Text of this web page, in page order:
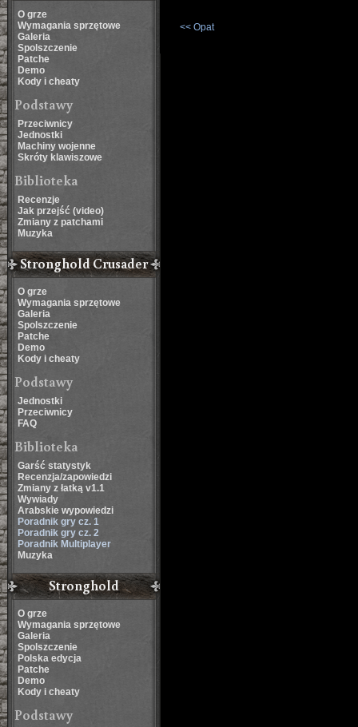
O grze
Wymagania sprzętowe
Galeria
Spolszczenie
Patche
Demo
Kody i cheaty
Podstawy
Przeciwnicy
Jednostki
Machiny wojenne
Skróty klawiszowe
Biblioteka
Recenzje
Jak przejść (video)
Zmiany z patchami
Muzyka
Stronghold Crusader
O grze
Wymagania sprzętowe
Galeria
Spolszczenie
Patche
Demo
Kody i cheaty
Podstawy
Jednostki
Przeciwnicy
FAQ
Biblioteka
Garść statystyk
Recenzja/zapowiedzi
Zmiany z łatką v1.1
Wywiady
Arabskie wypowiedzi
Poradnik gry cz. 1
Poradnik gry cz. 2
Poradnik Multiplayer
Muzyka
Stronghold
O grze
Wymagania sprzętowe
Galeria
Spolszczenie
Polska edycja
Patche
Demo
Kody i cheaty
Podstawy
<< Opat